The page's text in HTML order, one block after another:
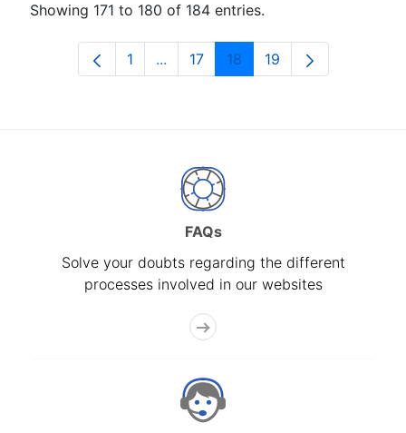
Showing 171 to 180 of 184 entries.
Page
1 ...Intermediate Pages Use TAB to
Page
17 Page
18 Page
19
FAQs
Solve your doubts regarding the different
processes involved in our websites